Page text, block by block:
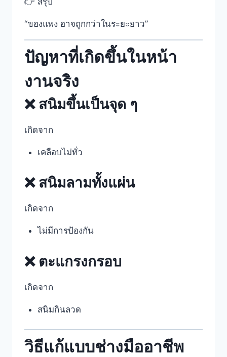
“ของแพง อาจถูกกว่าในระยะยาว”
ปัญหาที่เกิดขึ้นในหน้า
งานจริง
❌ สนิมขึ้นเป็นจุด ๆ
เกิดจาก
เคลือบไม่ทั่ว
❌ สนิมลามทั้งแผ่น
เกิดจาก
ไม่มีการป้องกัน
❌ ตะแกรงกรอบ
เกิดจาก
สนิมกินลวด
วิธีแก้แบบช่างมืออาชีพ